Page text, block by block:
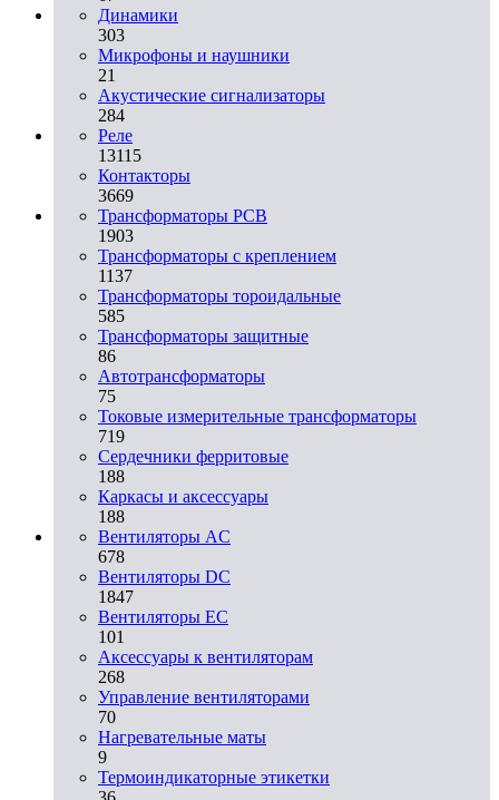
Динамики
303
Микрофоны и наушники
21
Акустические сигнализаторы
284
Реле
13115
Контакторы
3669
Трансформаторы PCB
1903
Трансформаторы с креплением
1137
Трансформаторы тороидальные
585
Трансформаторы защитные
86
Автотрансформаторы
75
Токовые измерительные трансформаторы
719
Сердечники ферритовые
188
Каркасы и аксессуары
188
Вентиляторы AC
678
Вентиляторы DC
1847
Вентиляторы EC
101
Аксессуары к вентиляторам
268
Управление вентиляторами
70
Нагревательные маты
9
Термоиндикаторные этикетки